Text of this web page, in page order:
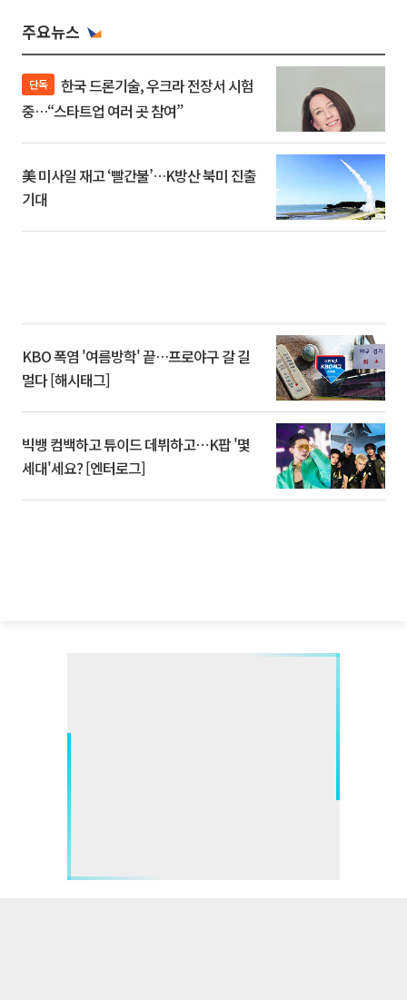
주요뉴스
단독
중…“스타트업 여러 곳 참여”
美 미사일 재고 ‘빨간불’…K방산 북미 진출
기대
KBO 폭염 '여름방학' 끝…프로야구 갈 길
멀다 [해시태그]
빅뱅 컴백하고 튜이드 데뷔하고⋯K팝 '몇
세대'세요? [엔터로그]